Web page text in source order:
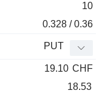
10
0.328 / 0.36
PUT
19.10 CHF
18.53